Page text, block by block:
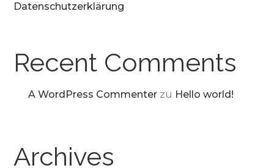
Datenschutzerklärung
Recent Comments
A WordPress Commenter zu Hello world!
Archives